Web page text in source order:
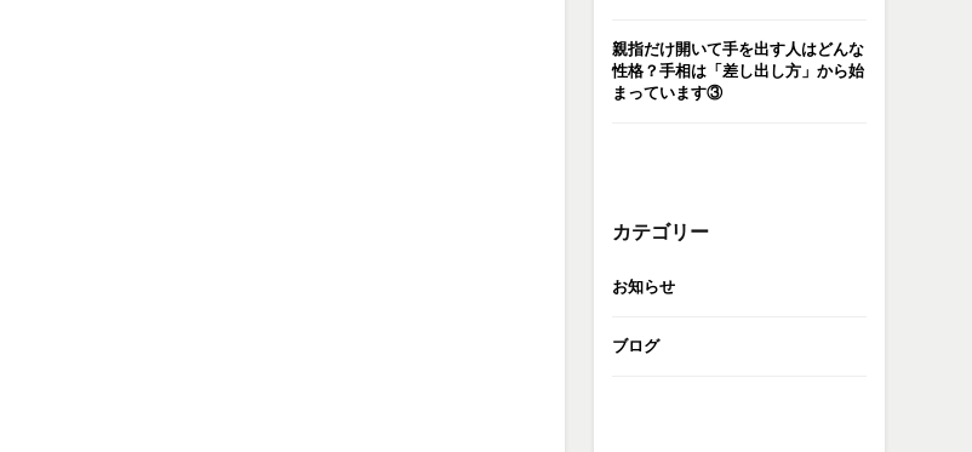
親指だけ開いて手を出す人はどんな
性格？手相は「差し出し方」から始
まっています③
カテゴリー
お知らせ
ブログ